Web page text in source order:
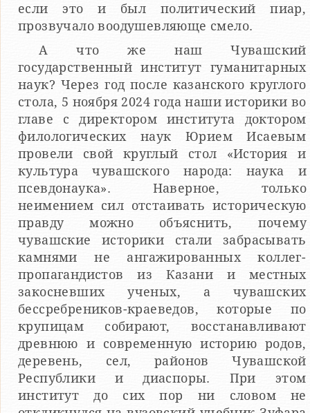
если это и был политический пиар,
прозвучало воодушевляюще смело.
А что же наш Чувашский
государственный институт гуманитарных
наук? Через год после казанского круглого
стола, 5 ноября 2024 года наши историки во
главе с директором института доктором
филологических наук Юрием Исаевым
провели свой круглый стол «История и
культура чувашского народа: наука и
псевдонаука». Наверное, только
неимением сил отстаивать историческую
правду можно объяснить, почему
чувашские историки стали забрасывать
камнями не ангажированных коллег-
пропагандистов из Казани и местных
закосневших ученых, а чувашских
бессребреников-краеведов, которые по
крупицам собирают, восстанавливают
древнюю и современную историю родов,
деревень, сел, районов Чувашской
Республики и диаспоры. При этом
институт до сих пор ни словом не